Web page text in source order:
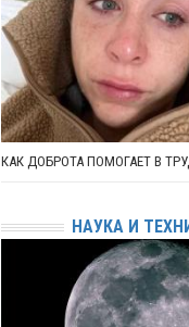
КАК ДОБРОТА ПОМОГАЕТ В
НАУКА И